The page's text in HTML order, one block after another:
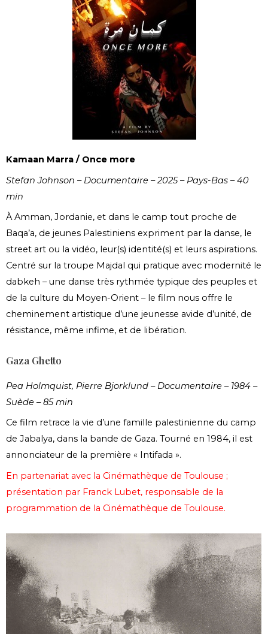
Kamaan Marra / Once more
Stefan Johnson – Documentaire – 2025 – Pays-Bas – 40
min
À Amman, Jordanie, et dans le camp tout proche de
Baqa’a, de jeunes Palestiniens expriment par la danse, le
street art ou la vidéo, leur(s) identité(s) et leurs aspirations.
Centré sur la troupe Majdal qui pratique avec modernité le
dabkeh – une danse très rythmée typique des peuples et
de la culture du Moyen-Orient – le film nous offre le
cheminement artistique d’une jeunesse avide d’unité, de
résistance, même infime, et de libération.
Gaza Ghetto
Pea Holmquist, Pierre Bjorklund – Documentaire – 1984 –
Suède – 85 min
Ce film retrace la vie d’une famille palestinienne du camp
de Jabalya, dans la bande de Gaza. Tourné en 1984, il est
annonciateur de la première « Intifada ».
En partenariat avec la Cinémathèque de Toulouse ;
présentation par Franck Lubet, responsable de la
programmation de la Cinémathèque de Toulouse.